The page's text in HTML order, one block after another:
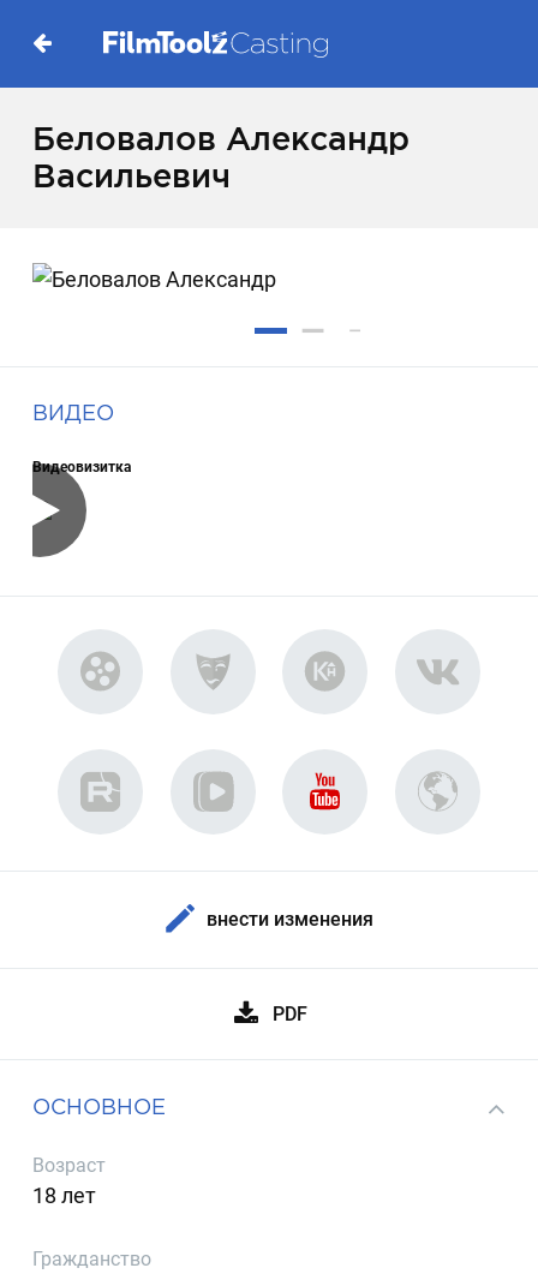
Беловалов Александр
Васильевич
ВИДЕО
Видеовизитка
внести изменения
PDF
ОСНОВНОЕ
Возраст
18 лет
Гражданство